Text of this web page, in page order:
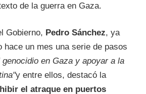
de la guerra en Gaza.
Gobierno, Pedro Sánchez, ya
hace un mes una serie de pasos
genocidio en Gaza y apoyar a la
y entre ellos, destacó la
el atraque en puertos